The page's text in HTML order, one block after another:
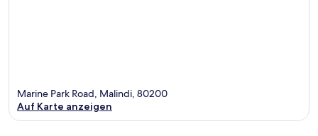
Marine Park Road, Malindi, 80200
Auf Karte anzeigen